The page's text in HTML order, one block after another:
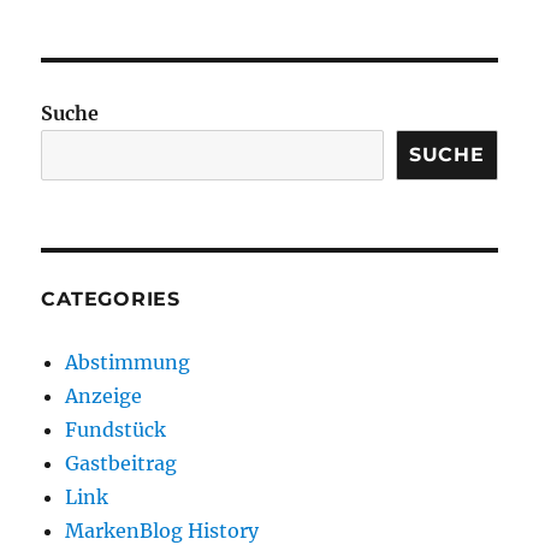
Suche
SUCHE
CATEGORIES
Abstimmung
Anzeige
Fundstück
Gastbeitrag
Link
MarkenBlog History